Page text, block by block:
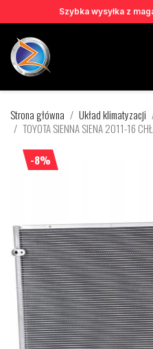
Szybka wysyłka z
Strona główna Układ klimatyzacji
TOYOTA SIENNA SIENA 2011-16
-8%